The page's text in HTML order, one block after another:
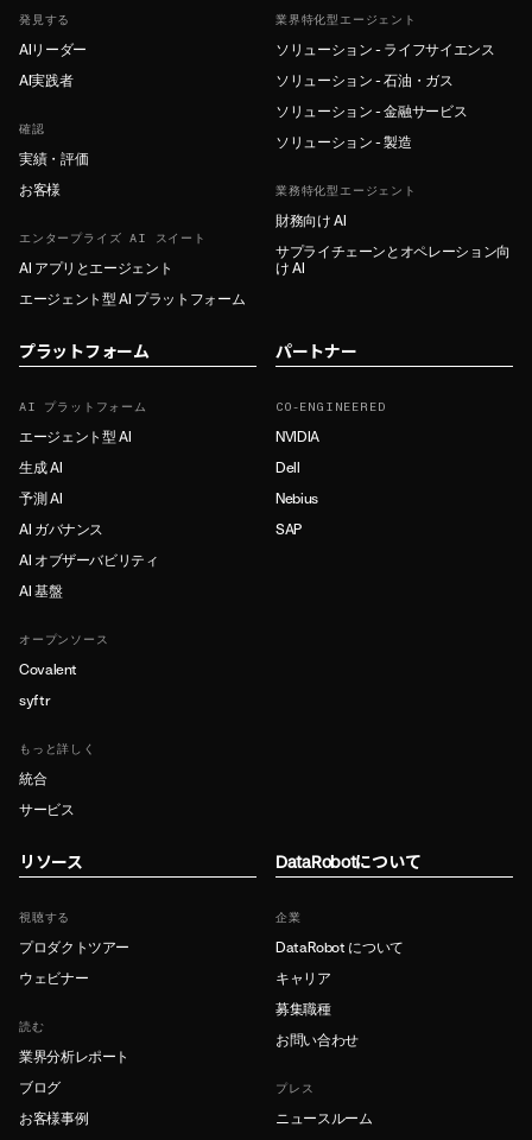
発見する
AIリーダー
AI実践者
確認
実績・評価
お客様
エンタープライズ AI スイート
AI アプリとエージェント
エージェント型 AI プラットフォーム
業界特化型エージェント
ソリューション - ライフサイエンス
ソリューション - 石油・ガス
ソリューション - 金融サービス
ソリューション - 製造
業務特化型エージェント
財務向け AI
サプライチェーンとオペレーション向
け AI
プラットフォーム
AI プラットフォーム
エージェント型 AI
生成 AI
予測 AI
AI ガバナンス
AI オブザーバビリティ
AI 基盤
オープンソース
Covalent
syftr
もっと詳しく
統合
サービス
パートナー
CO-ENGINEERED
NVIDIA
Dell
Nebius
SAP
リソース
視聴する
プロダクトツアー
ウェビナー
読む
業界分析レポート
ブログ
お客様事例
DataRobotについて
企業
DataRobot について
キャリア
募集職種
お問い合わせ
プレス
ニュースルーム